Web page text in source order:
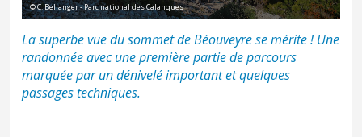
© C. Bellanger - Parc national des Calanques
La superbe vue du sommet de Béouveyre se mérite ! Une
randonnée avec une première partie de parcours
marquée par un dénivelé important et quelques
passages techniques.